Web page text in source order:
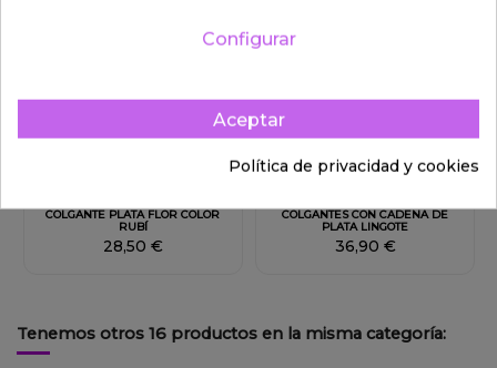
COLGANTE PLATA FLOR COLOR
RUBÍ
28,50 €
COLGANTES CON CADENA DE
PLATA LINGOTE
36,90 €
Tenemos otros 16 productos en la misma categoría:
Configurar
Aceptar
Política de privacidad y cookies